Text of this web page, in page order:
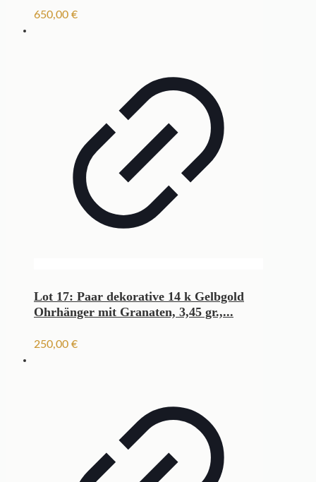
650,00 €
Lot 17: Paar dekorative 14 k Gelbgold
Ohrhänger mit Granaten, 3,45 gr.,...
250,00 €